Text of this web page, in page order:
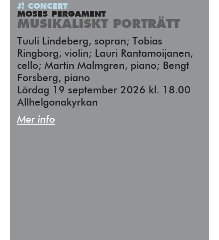
J! CONCERT
MOSES PERGAMENT
MUSIKALISKT PORTRÄTT
Tuuli Lindeberg, sopran; Tobias
Ringborg, violin; Lauri Rantamoijanen,
cello; Martin Malmgren, piano; Bengt
Forsberg, piano
Lördag 19 september 2026 kl. 18.00
Allhelgonakyrkan
Mer info